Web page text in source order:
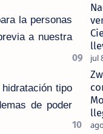
la personas
a nuestra
tipo
de poder